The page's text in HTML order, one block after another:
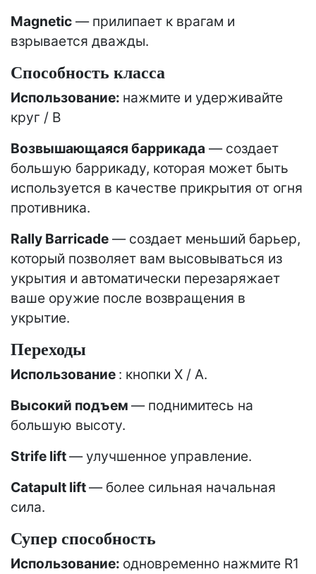
Magnetic — прилипает к врагам и
взрывается дважды.
Способность класса
Использование: нажмите и удерживайте
круг / B
Возвышающаяся баррикада — создает
большую баррикаду, которая может быть
используется в качестве прикрытия от огня
противника.
Rally Barricade — создает меньший барьер,
который позволяет вам высовываться из
укрытия и автоматически перезаряжает
ваше оружие после возвращения в
укрытие.
Переходы
Использование : кнопки X / A.
Высокий подъем — поднимитесь на
большую высоту.
Strife lift— улучшенное управление.
Catapult lift— более сильная начальная
сила.
Супер способность
Использование: одновременно нажмите R1